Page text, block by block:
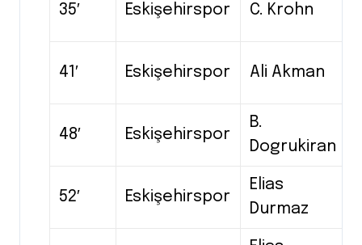
35′ Eskişehirspor C. Krohn
41′ Eskişehirspor Ali Akman
48′ Eskişehirspor
B.
Dogrukiran
52′ Eskişehirspor
Elias
Durmaz